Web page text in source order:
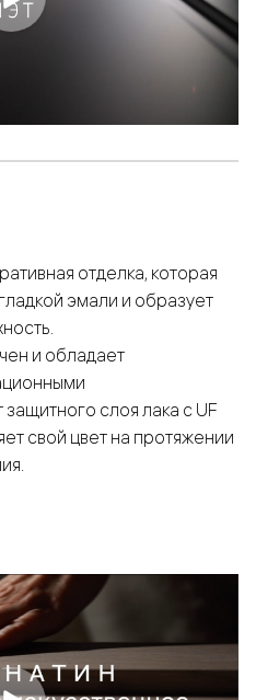
отделка, которая
эмали и образует
и обладает
слоя лака с UF
свой цвет на протяжении